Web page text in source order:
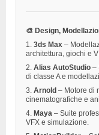
🎨 Design,
1.
3ds Max –
architettura, giochi e
2. Alias AutoStudio –
di classe A e
3. Arnold – Motore di
cinematografiche e
4. Maya – Suite
VFX e simulazione.